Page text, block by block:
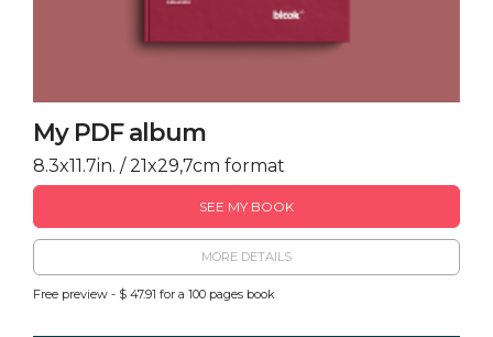
My PDF album
8.3x11.7in. / 21x29,7cm format
SEE MY BOOK
MORE DETAILS
Free preview - $ 47.91 for a 100 pages book